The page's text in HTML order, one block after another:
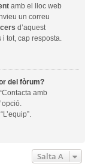
amb el lloc web
un correu
d’aquest
tot, cap resposta.
del fòrum?
amb
Salta A